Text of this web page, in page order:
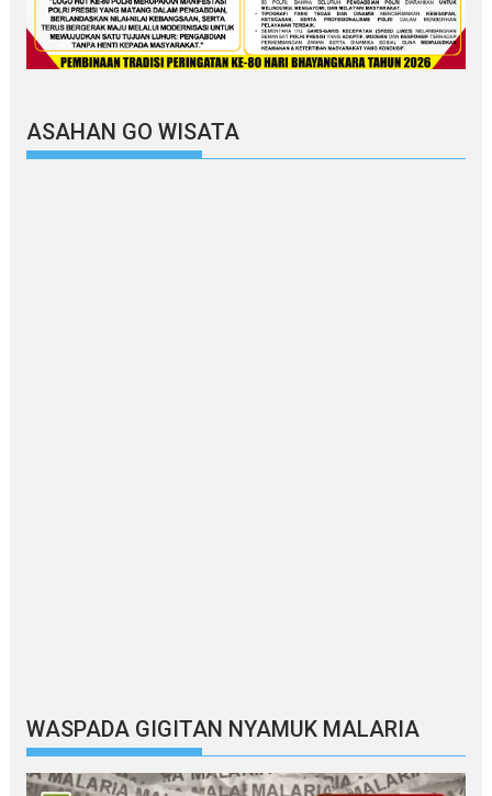
ASAHAN GO WISATA
WASPADA GIGITAN NYAMUK MALARIA